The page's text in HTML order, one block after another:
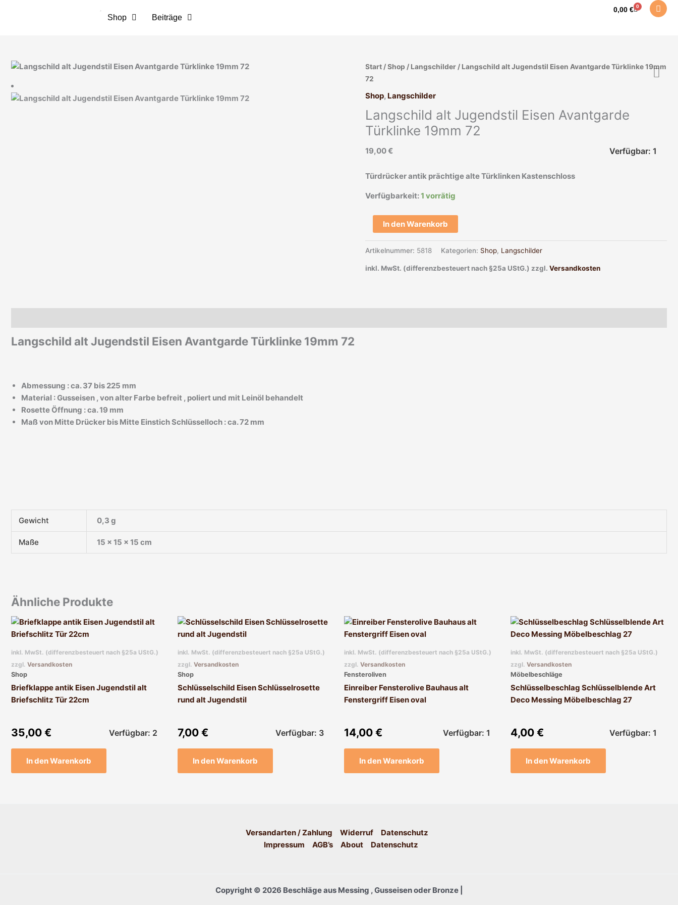
Shop Beiträge
0,00 € 0
Warenkorb
Start /Shop / Langschilder / Langschild alt Jugendstil Eisen Avantgarde Türklinke 19mm
72
Shop, Langschilder
Langschild alt Jugendstil Eisen Avantgarde
Türklinke 19mm 72
19,00€ Verfügbar: 1
Türdrücker antik prächtige alte Türklinken Kastenschloss
Verfügbarkeit:1 vorrätig
Langschild
alt
Eisen
Avantgarde
Türklinke
19mm
72
In den Warenkorb
Artikelnummer: 5818 Kategorien: Shop, Langschilder
inkl. MwSt. (differenzbesteuert nach §25a UStG.) zzgl. Versandkosten
Langschild alt Jugendstil Eisen Avantgarde Türklinke 19mm 72
Abmessung : ca. 37 bis 225 mm
Material : Gusseisen , von alter Farbe befreit , poliert und mit Leinöl behandelt
Rosette Öffnung : ca. 19 mm
Maß von Mitte Drücker bis Mitte Einstich Schlüsselloch : ca. 72 mm
Gewicht 0,3 g
Maße 15 × 15 × 15 cm
Ähnliche Produkte
inkl. MwSt. (differenzbesteuert nach §25a UStG.)
zzgl. Versandkosten
Shop
Briefklappe antik Eisen Jugendstil alt
Briefschlitz Tür 22cm
35,00 € Verfügbar: 2
In den Warenkorb
inkl. MwSt. (differenzbesteuert nach §25a UStG.)
zzgl. Versandkosten
Shop
Schlüsselschild Eisen Schlüsselrosette
rund alt Jugendstil
7,00 € Verfügbar: 3
In den Warenkorb
inkl. MwSt. (differenzbesteuert nach §25a UStG.)
zzgl. Versandkosten
Fensteroliven
Einreiber Fensterolive Bauhaus alt
Fenstergriff Eisen oval
14,00 € Verfügbar: 1
In den Warenkorb
inkl. MwSt. (differenzbesteuert nach §25a UStG.)
zzgl. Versandkosten
Möbelbeschläge
Schlüsselbeschlag Schlüsselblende Art
Deco Messing Möbelbeschlag 27
4,00 € Verfügbar: 1
In den Warenkorb
Versandarten / Zahlung Widerruf
Datenschutz
Impressum
AGB’s About Datenschutz
Copyright © 2026 Beschläge aus Messing , Gusseisen oder Bronze |